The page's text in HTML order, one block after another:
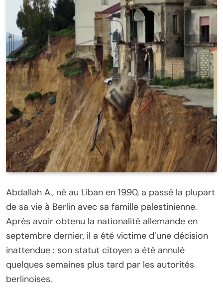
Abdallah A., né au Liban en 1990, a passé la plupart
de sa vie à Berlin avec sa famille palestinienne.
Après avoir obtenu la nationalité allemande en
septembre dernier, il a été victime d’une décision
inattendue : son statut citoyen a été annulé
quelques semaines plus tard par les autorités
berlinoises.